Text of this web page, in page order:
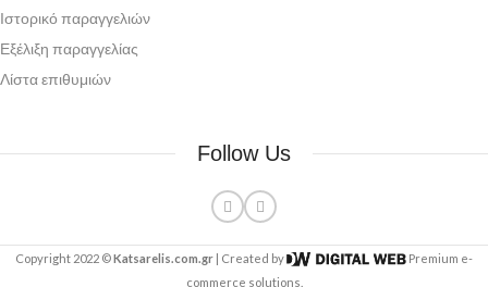
Ιστορικό παραγγελιών
Εξέλιξη παραγγελίας
Λίστα επιθυμιών
Follow Us
Copyright 2022 ©Katsarelis.com.gr | Created by
Premium e-
commerce solutions.